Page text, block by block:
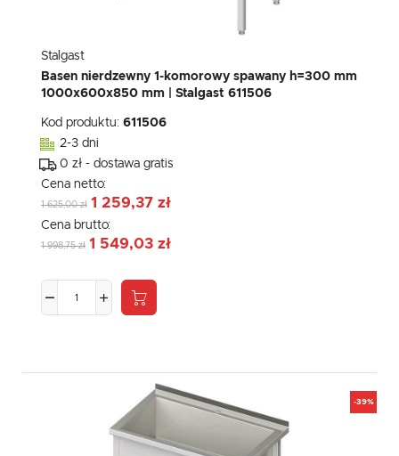
Stalgast
Basen nierdzewny 1-komorowy spawany h=300 mm
1000x600x850 mm | Stalgast 611506
Kod produktu: 611506
2-3 dni
0 zł - dostawa gratis
Cena netto:
1 625,00 zł 1 259,37 zł
Cena brutto:
1 998,75 zł 1 549,03 zł
-39%